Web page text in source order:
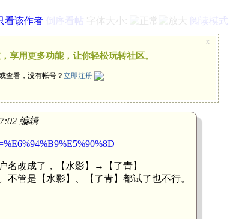
看该作者 倒序看帖 字体大小: 阅读模式
享用更多功能，让你轻松玩转社区。
查看，没有帐号？ 立即注册
x
编辑
名改成了，【水影】→【了青】
不管是【水影】、【了青】都试了也不行。